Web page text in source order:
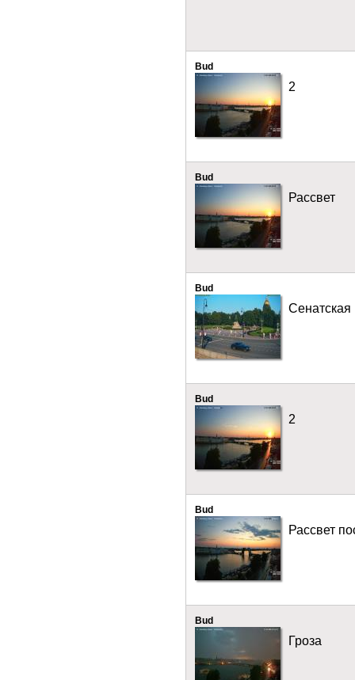
Bud
2
Bud
Рассвет
Bud
Bud
2
Bud
Рассвет
Bud
Гроза